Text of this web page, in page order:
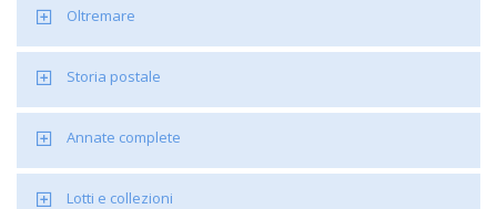
Oltremare
Storia postale
Annate complete
Lotti e collezioni